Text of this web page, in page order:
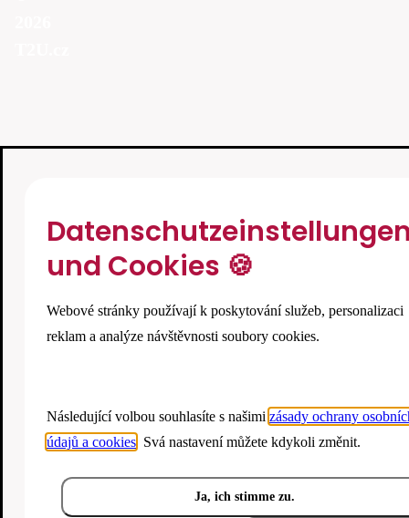
und Cookies 🍪
Webové stránky používají k poskytování služeb, personalizaci
reklam a analýze návštěvnosti soubory cookies.
Následující volbou souhlasíte s našimi zásady ochrany
údajů a cookies . Svá nastavení můžete kdykoli změnit.
Ja, ich stimme zu.